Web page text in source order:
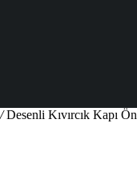
/Desenli Kıvırcık Kapı